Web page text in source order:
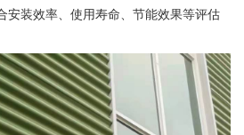
安装效率、使用寿命、节能效果等评估